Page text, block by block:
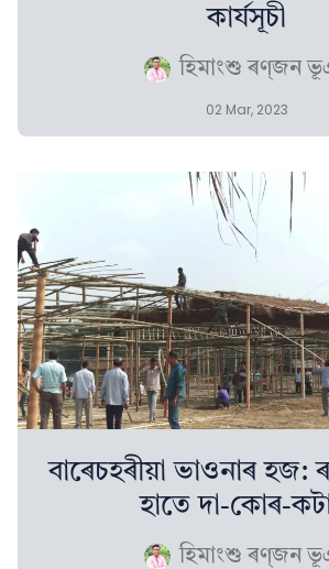
কাৰ্যসূচী
হিমাংশু ৰণ্‌জন
02 Mar, 2023
বাৰেচহৰীয়া ভাওনাৰ হজ:
হাতে দা-কোৰ-
হিমাংশু ৰণ্‌জন